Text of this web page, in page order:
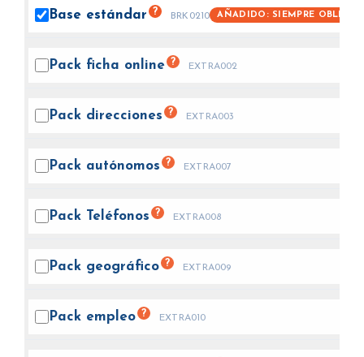
Base estándar ? BRK0210 AÑADIDO: SIEMPRE
Pack ficha online ? EXTRA002
Pack direcciones ? EXTRA003
Pack autónomos ? EXTRA007
Pack Teléfonos ? EXTRA008
Pack geográfico ? EXTRA009
Pack empleo ? EXTRA010